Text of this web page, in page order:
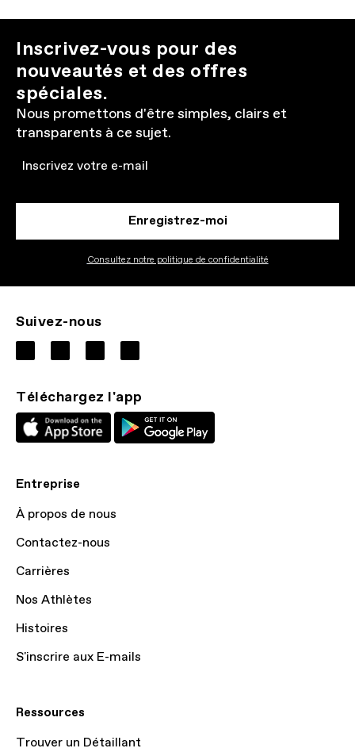
Inscrivez-vous pour des
nouveautés et des offres
spéciales.
Nous promettons d'être simples, clairs et
transparents à ce sujet.
Email
Enregistrez-moi
Consultez notre politique de confidentialité
Suivez-nous
Téléchargez l'app
Entreprise
À propos de nous
Contactez-nous
Carrières
Nos Athlètes
Histoires
S'inscrire aux E-mails
Ressources
Trouver un Détaillant